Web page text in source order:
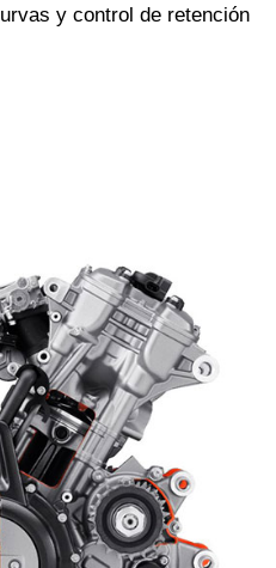
y control de retención